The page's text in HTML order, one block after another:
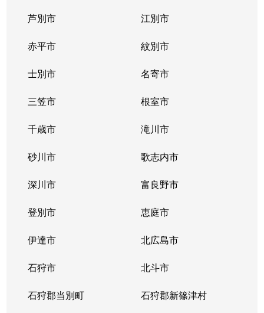
芦別市 江別市
赤平市 紋別市
士別市 名寄市
三笠市 根室市
千歳市 滝川市
砂川市 歌志内市
深川市 富良野市
登別市 恵庭市
伊達市 北広島市
石狩市 北斗市
石狩郡当別町 石狩郡新篠津村